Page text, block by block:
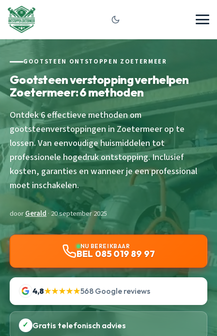
GOOTSTEEN ONTSTOPPEN ZOETERMEER
Gootsteen verstopping verhelpen
Zoetermeer: 6 methoden
Ontdek 6 effectieve methoden om
gootsteenverstoppingen in Zoetermeer op te
lossen. Van eenvoudige huismiddelen tot
professionele hogedruk ontstopping. Inclusief
kosten, garanties en wanneer je een professional
moet inschakelen.
doorGerald · 20 september 2025
NU BEREIKBAAR
BEL 085 019 89 97
4,8★★★★★568 Google reviews
✓ Gratis telefonisch advies